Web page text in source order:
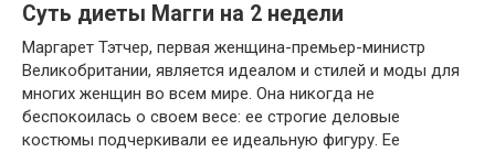
Суть диеты Магги на 2 недели
Маргарет Тэтчер, первая женщина-премьер-министр
Великобритании, является идеалом и стилей и моды для
многих женщин во всем мире. Она никогда не
беспокоилась о своем весе: ее строгие деловые
костюмы подчеркивали ее идеальную фигуру. Ее